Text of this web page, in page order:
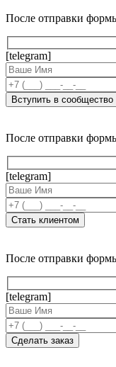
После отправки
[telegram]
После отправки
[telegram]
После отправки
[telegram]